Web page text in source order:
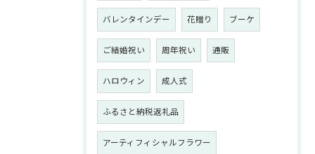
バレンタインデー 花贈り ブーケ
ご結婚祝い 周年祝い 通販
ハロウィン 成人式
ふるさと納税返礼品
アーティフィシャルフラワー